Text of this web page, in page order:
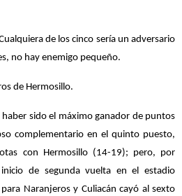
de los cinco sería un adversario
no hay enemigo pequeño.
de Hermosillo.
sido el máximo ganador de puntos
complementario en el quinto puesto,
con Hermosillo (14-19); pero, por
de segunda vuelta en el estadio
Naranjeros y Culiacán cayó al sexto